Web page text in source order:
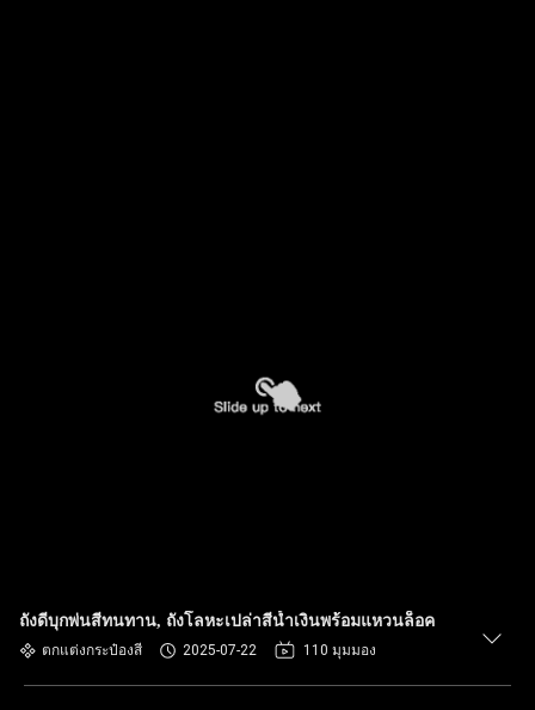
ถังดีบุกพ่นสีทนทาน, ถังโลหะเปล่าสีน้ำเงินพร้อมแหวนล็อค
ตกแต่งกระป๋องสี 2025-07-22 110 มุมมอง